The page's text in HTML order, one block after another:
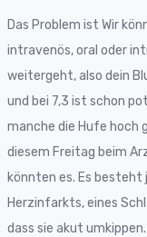
Das Problem ist Wir
intravenös, oral oder
weitergeht, also dein
und bei 7,3 ist schon
manche die Hufe hoch
diesem Freitag beim
könnten es. Es
Herzinfarkts, eines
dass sie akut